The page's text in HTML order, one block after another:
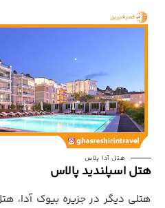
هتل آدا پلاس
هتل اسپلنديد پالاس
هتلي دیگر در جزيره بيوک آدا،